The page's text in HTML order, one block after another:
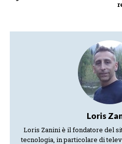
Loris
Loris Zanini è il fondatore del
tecnologia, in particolare di